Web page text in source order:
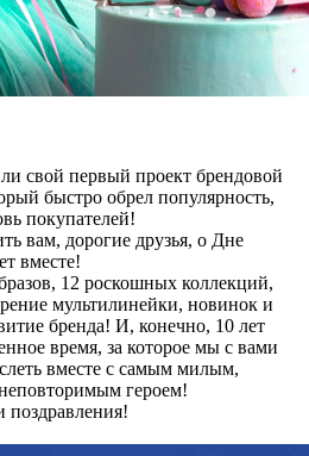
свой первый проект брендовой
быстро обрел популярность,
покупателей!
вам, дорогие друзья, о Дне
вместе!
12 роскошных коллекций,
мультилинейки, новинок и
бренда! И, конечно, 10 лет
время, за которое мы с вами
вместе с самым милым,
героем!